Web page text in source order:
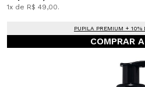
1x de R$ 49,00.
PUPILA PREMIUM + 10%
COMPRAR